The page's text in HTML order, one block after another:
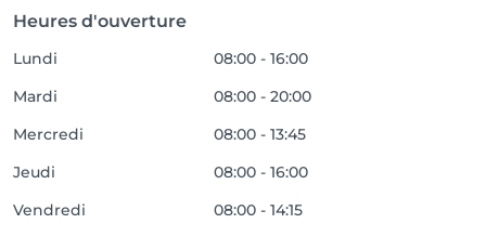
Heures d'ouverture
Lundi
08:00 - 16:00
Mardi
08:00 - 20:00
Mercredi
08:00 - 13:45
Jeudi
08:00 - 16:00
Vendredi
08:00 - 14:15